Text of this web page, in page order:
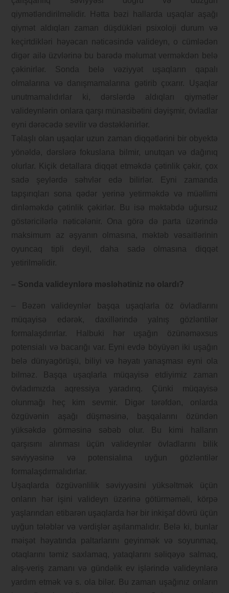
qiymətləndirilməlidir. Hətta bəzi hallarda uşaqlar aşağı
qiymət aldıqları zaman düşdükləri psixoloji durum və
keçirtdikləri həyəcan nəticəsində valideyn, o cümlədən
digər ailə üzvlərinə bu barədə məlumat verməkdən belə
çəkinirlər. Sonda belə vəziyyət uşaqların qapalı
olmalarına və danışmamalarına gətirib çıxarır. Uşaqlar
unutmamalıdırlar ki, dərslərdə aldıqları qiymətlər
valideynlərin onlara qarşı münasibətini dəyişmir, övladlar
eyni dərəcədə sevilir və dəstəklənirlər.
Təlaşlı olan uşaqlar uzun zaman diqqətlərini bir obyektə
yönəldə, dərslərə fokuslana bilmir, unutqan və dağınıq
olurlar. Kiçik detallara diqqət etməkdə çətinlik çəkir, çox
sadə şeylərdə səhvlər edə bilirlər. Eyni zamanda
tapşırıqları sona qədər yerinə yetirməkdə və müəllimi
dinləməkdə çətinlik çəkirlər. Bu isə məktəbdə uğursuz
göstəricilərlə nəticələnir. Ona görə də parta üzərində
maksimum az əşyanın olmasına, məktəb vəsaitlərinin
oyuncaq tipli deyil, daha sadə olmasına diqqət
yetirilməlidir.
– Sonda valideynlərə məsləhətiniz nə olardı?
– Bəzən valideynlər başqa uşaqlarla öz övladlarını
müqayisə edərək, daxillərində yalnış gözləntilər
formalaşdırırlar. Halbuki hər uşağın özünəməxsus
potensialı və bacarığı var. Eyni evdə böyüyən iki uşağın
belə dünyagörüşü, biliyi və həyatı yanaşması eyni ola
bilməz. Başqa uşaqlarla müqayisə etdiyimiz zaman
övladımızda aqressiya yaradırıq. Çünki müqayisə
olunmağı heç kim sevmir. Digər tərəfdən, onlarda
özgüvənin aşağı düşməsinə, başqalarını özündən
yüksəkdə görməsinə səbəb olur. Bu kimi halların
qarşısını alınması üçün valideynlər övladlarını bilik
səviyyəsinə və potensialına uyğun gözləntilər
formalaşdırmalıdırlar.
Uşaqlarda özgüvənlilik səviyyəsini yüksəltmək üçün
onların hər işini valideyn üzərinə götürməməli, körpə
yaşlarından etibarən uşaqlarda hər bir inkişaf dövrü üçün
uyğun tələblər və vərdişlər aşılanmalıdır. Belə ki, bunlar
məişət həyatında paltarlarını geyinmək və soyunmaq,
otaqlarını təmiz saxlamaq, yataqlarını səliqəyə salmaq,
alış-veriş zamanı və gündəlik ev işlərində valideynlərə
yardım etmək və s. ola bilər. Bu zaman uşağınız onların